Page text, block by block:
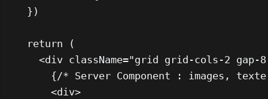
  })
return (
<div className="grid grid-cols-2 gap-
{/* Server Component : images,
<div>